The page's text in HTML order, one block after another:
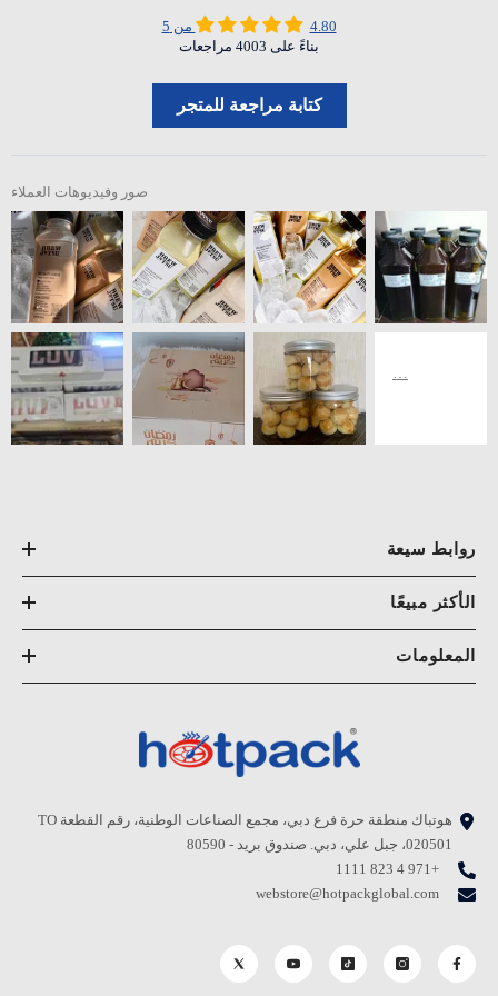
4.80 من 5
بناءً على 4003 مراجعات
كتابة مراجعة للمتجر
صور وفيديوهات العملاء
روابط سيعة
الأكثر مبيعًا
المعلومات
هوتباك منطقة حرة فرع دبي، مجمع الصناعات الوطنية، رقم القطعة TO
020501، جبل علي، دبي. صندوق بريد - 80590
+971 4 823 1111
webstore@hotpackglobal.com